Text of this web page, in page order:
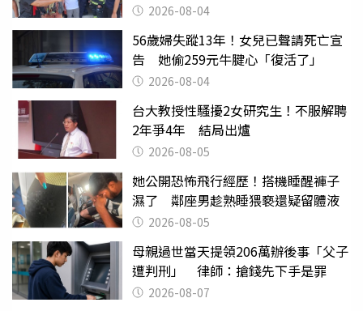
2026-08-04
56歲婦失蹤13年！女兒已聲請死亡宣
告 她偷259元牛腱心「復活了」
2026-08-04
台大教授性騷擾2女研究生！不服解聘
2年爭4年 結局出爐
2026-08-05
她公開恐怖飛行經歷！搭機睡醒褲子
濕了 鄰座男趁熟睡猥褻還疑留體液
2026-08-05
母親過世當天提領206萬辦後事「父子
遭判刑」 律師：搶錢先下手是罪
2026-08-07